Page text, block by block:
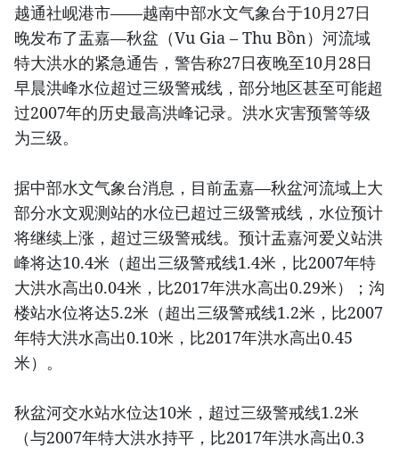
越通社岘港市——越南中部水文气象台于10月27日
晚发布了盂嘉—秋盆（Vu Gia – Thu Bồn）河流域
特大洪水的紧急通告，警告称27日夜晚至10月28日
早晨洪峰水位超过三级警戒线，部分地区甚至可能超
过2007年的历史最高洪峰记录。洪水灾害预警等级
为三级。
据中部水文气象台消息，目前盂嘉—秋盆河流域上大
部分水文观测站的水位已超过三级警戒线，水位预计
将继续上涨，超过三级警戒线。预计盂嘉河爱义站洪
峰将达10.4米（超出三级警戒线1.4米，比2007年特
大洪水高出0.04米，比2017年洪水高出0.29米）；沟
楼站水位将达5.2米（超出三级警戒线1.2米，比2007
年特大洪水高出0.10米，比2017年洪水高出0.45
米）。
秋盆河交水站水位达10米，超过三级警戒线1.2米
（与2007年特大洪水持平，比2017年洪水高出0.3